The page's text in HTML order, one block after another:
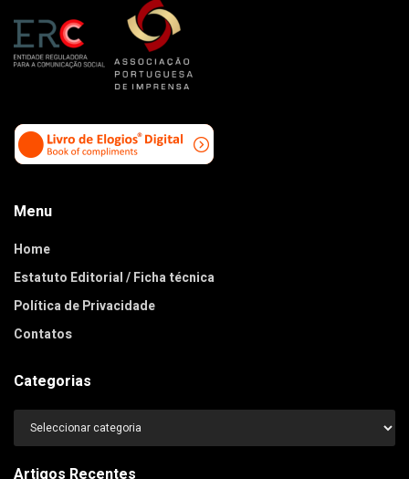
Menu
Home
Estatuto Editorial / Ficha técnica
Política de Privacidade
Contatos
Categorias
Categorias
Artigos Recentes